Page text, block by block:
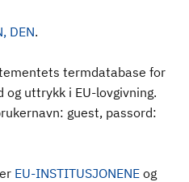
DEN.
termdatabase for
uttrykk i EU-lovgivning.
guest, passord:
EU-INSTITUSJONENE og